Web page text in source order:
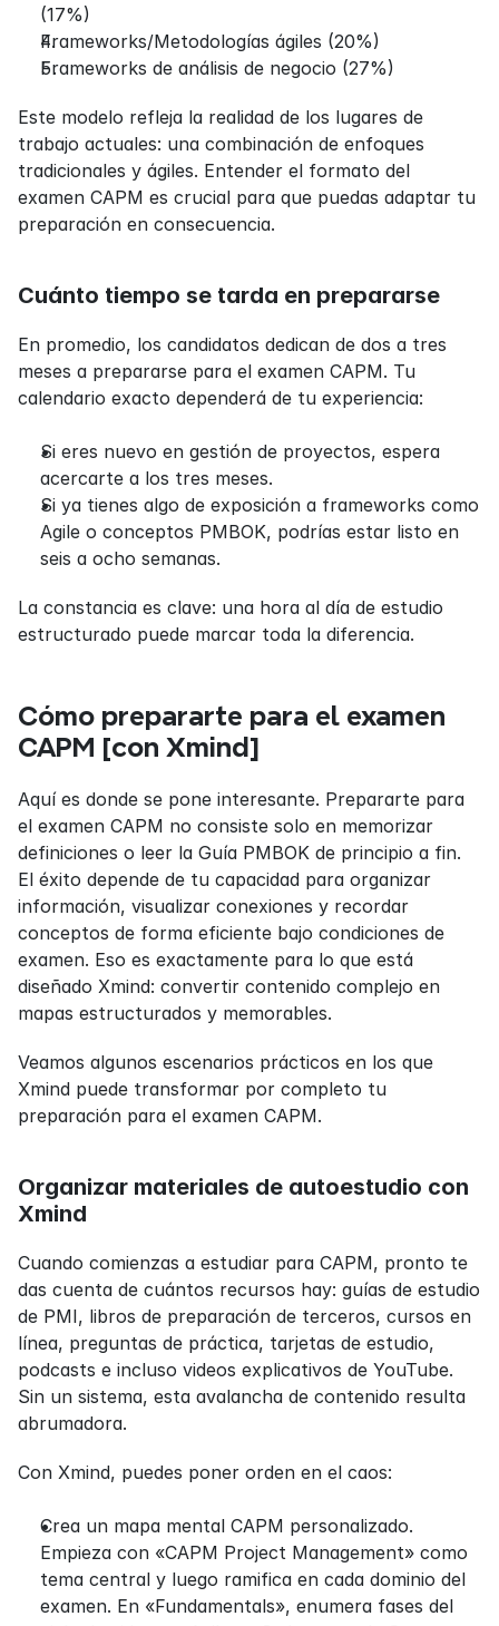
(17%)
Frameworks/Metodologías ágiles (20%)
Frameworks de análisis de negocio (27%)
Este modelo refleja la realidad de los lugares de
trabajo actuales: una combinación de enfoques
tradicionales y ágiles. Entender el formato del
examen CAPM es crucial para que puedas adaptar tu
preparación en consecuencia.
Cuánto tiempo se tarda en prepararse
En promedio, los candidatos dedican de dos a tres
meses a prepararse para el examen CAPM. Tu
calendario exacto dependerá de tu experiencia:
Si eres nuevo en gestión de proyectos, espera
acercarte a los tres meses.
Si ya tienes algo de exposición a frameworks como
Agile o conceptos PMBOK, podrías estar listo en
seis a ocho semanas.
La constancia es clave: una hora al día de estudio
estructurado puede marcar toda la diferencia.
Cómo prepararte para el examen
CAPM [con Xmind]
Aquí es donde se pone interesante. Prepararte para
el examen CAPM no consiste solo en memorizar
definiciones o leer la Guía PMBOK de principio a fin.
El éxito depende de tu capacidad para organizar
información, visualizar conexiones y recordar
conceptos de forma eficiente bajo condiciones de
examen. Eso es exactamente para lo que está
diseñado Xmind: convertir contenido complejo en
mapas estructurados y memorables.
Veamos algunos escenarios prácticos en los que
Xmind puede transformar por completo tu
preparación para el examen CAPM.
Organizar materiales de autoestudio con
Xmind
Cuando comienzas a estudiar para CAPM, pronto te
das cuenta de cuántos recursos hay: guías de estudio
de PMI, libros de preparación de terceros, cursos en
línea, preguntas de práctica, tarjetas de estudio,
podcasts e incluso videos explicativos de YouTube.
Sin un sistema, esta avalancha de contenido resulta
abrumadora.
Con Xmind, puedes poner orden en el caos:
Crea un mapa mental CAPM personalizado.
Empieza con «CAPM Project Management» como
tema central y luego ramifica en cada dominio del
examen. En «Fundamentals», enumera fases del